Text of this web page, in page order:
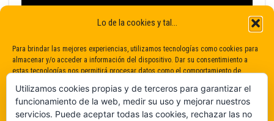
Lo de la cookies y tal...
Para brindar las mejores experiencias, utilizamos tecnologías como cookies para
almacenar y/o acceder a información del dispositivo. Dar su consentimiento a
estas tecnologías nos permitirá procesar datos como el comportamiento de
consentimiento puede afectar negativamente a determinadas características y
funciones.
Utilizamos cookies propias y de terceros para garantizar el
funcionamiento de la web, medir su uso y mejorar nuestros
servicios. Puede aceptar todas las cookies, rechazar las no